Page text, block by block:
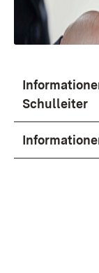
Schulleiter